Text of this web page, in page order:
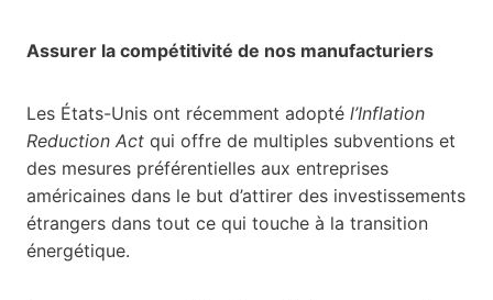
Assurer la compétitivité de nos manufacturiers
Les États-Unis ont récemment adopté l’Inflation
Reduction Act qui offre de multiples subventions et
des mesures préférentielles aux entreprises
américaines dans le but d’attirer des investissements
étrangers dans tout ce qui touche à la transition
énergétique.